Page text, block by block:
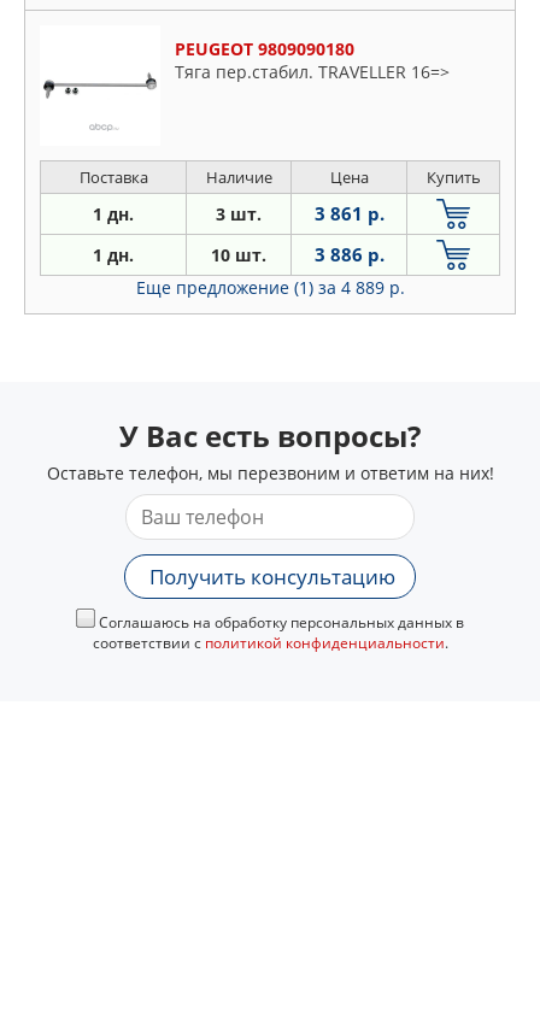
PEUGEOT 9809090180
Тяга пер.стабил. TRAVELLER 16=>
Поставка Наличие Цена Купить
1 дн. 3 шт. 3 861 р.
1 дн. 10 шт. 3 886 р.
Еще предложение (1) за 4 889 р.
У Вас есть вопросы?
Оставьте телефон, мы перезвоним и ответим на них!
Получить консультацию
Соглашаюсь на обработку персональных данных в
соответствии с политикой конфиденциальности.